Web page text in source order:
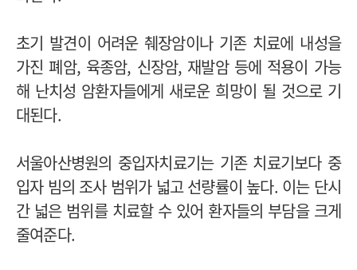
초기 발견이 어려운 췌장암이나 기존 치료에 내성을
가진 폐암, 육종암, 신장암, 재발암 등에 적용이 가능
해 난치성 암환자들에게 새로운 희망이 될 것으로 기
대된다.
서울아산병원의 중입자치료기는 기존 치료기보다 중
입자 빔의 조사 범위가 넓고 선량률이 높다. 이는 단시
간 넓은 범위를 치료할 수 있어 환자들의 부담을 크게
줄여준다.